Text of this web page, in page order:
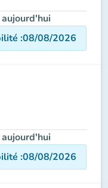
:08/08/2026
:08/08/2026